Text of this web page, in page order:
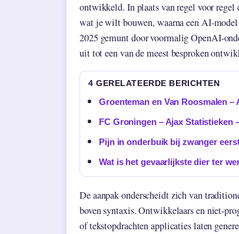
ontwikkeld. In plaats van regel voor
wat je wilt bouwen, waarna een AI-
2025 gemunt door voormalig OpenAI-
uit tot een van de meest besproken
4 GERELATEERDE BERICHTEN
Groenteman en Van Roosmalen
FC Groningen – Ajax Statistieken
Pijn in onderbuik bij zwanger
Wat is het gevaarlijkste dier ter
De aanpak onderscheidt zich van
boven syntaxis. Ontwikkelaars en niet-
of tekstopdrachten applicaties laten